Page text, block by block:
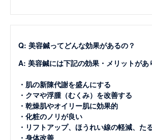
Q: 美容鍼ってどんな効果があるの？
A: 美容鍼には下記の効果・メリットがあ
・肌の新陳代謝を盛んにする
・クマや浮腫（むくみ）を改善する
・乾燥肌やオイリー肌に効果的
・化粧のノリが良い
・リフトアップ、ほうれい線の軽減、た
・身体改善